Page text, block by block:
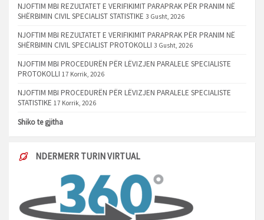
NJOFTIM MBI REZULTATET E VERIFIKIMIT PARAPRAK PËR PRANIM NË
SHËRBIMIN CIVIL SPECIALIST STATISTIKE 3 Gusht, 2026
NJOFTIM MBI REZULTATET E VERIFIKIMIT PARAPRAK PËR PRANIM NË
SHËRBIMIN CIVIL SPECIALIST PROTOKOLLI 3 Gusht, 2026
NJOFTIM MBI PROCEDURËN PËR LËVIZJEN PARALELE SPECIALISTE
PROTOKOLLI 17 Korrik, 2026
NJOFTIM MBI PROCEDURËN PËR LËVIZJEN PARALELE SPECIALISTE
STATISTIKE 17 Korrik, 2026
Shiko te gjitha
NDERMERR TURIN VIRTUAL